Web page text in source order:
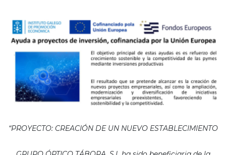
“PROYECTO: CREACIÓN DE UN NUEVO ESTABLECIMIENTO